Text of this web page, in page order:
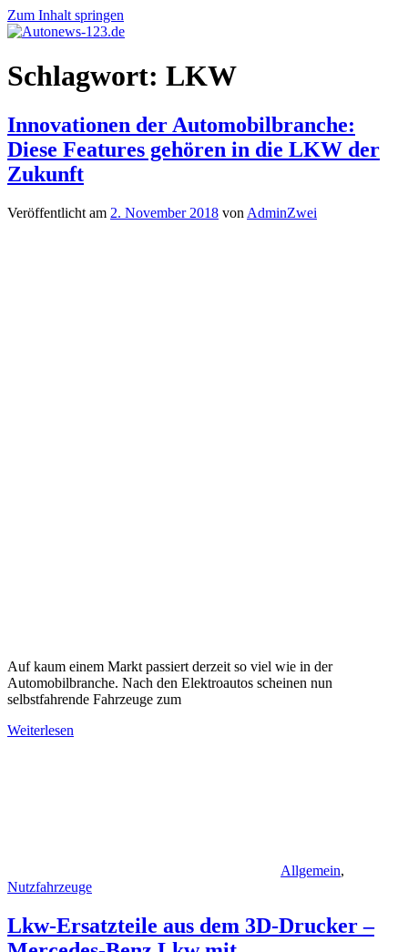
Zum Inhalt springen
Autonews-
123.de
Autonews
mit
Schlagwort: LKW
Innovationen der Automobilbranche:
Diese Features gehören in die LKW der
Zukunft
Veröffentlicht am 2. November 2018 von AdminZwei
Auf kaum einem Markt passiert derzeit so viel wie in der
Automobilbranche. Nach den Elektroautos scheinen nun
selbstfahrende Fahrzeuge zum
Weiterlesen
Allgemein,
Nutzfahrzeuge
Lkw-Ersatzteile aus dem 3D-Drucker –